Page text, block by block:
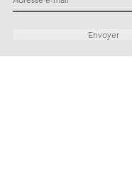
Envoyer